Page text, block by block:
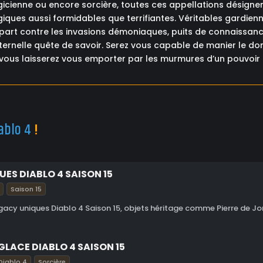
ou encore sorcière, toutes ces appellations
aussi formidables que terrifiantes. Véritables
contre les invasions démoniaques, puits de
quête de savoir. Serez vous capable de manier le
laisserez vous emporter par les murmures d’un
4 !
DIABLO 4 SAISON 15
Saison 15
uniques Diablo 4 Saison 15, objets héritage comme Pierre de
DIABLO 4 SAISON 15